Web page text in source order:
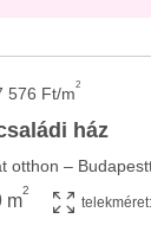
576 Ft/m2
ház
otthon –
m
2
telekméret: